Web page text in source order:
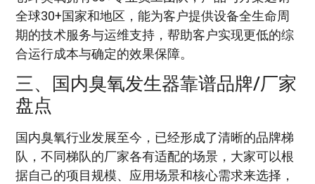
全球30+国家和地区，能为客户提供设备全生命周
期的技术服务与运维支持，帮助客户实现更低的综
合运行成本与确定的效果保障。
三、国内臭氧发生器靠谱品牌/厂家
盘点
国内臭氧行业发展至今，已经形成了清晰的品牌梯
队，不同梯队的厂家各有适配的场景，大家可以根
据自己的项目规模、应用场景和核心需求来选择，